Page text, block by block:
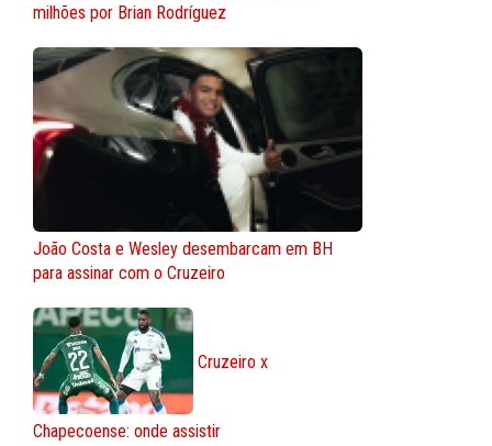
milhões por Brian Rodríguez
João Costa e Wesley desembarcam em BH
para assinar com o Cruzeiro
Cruzeiro x
Chapecoense: onde assistir